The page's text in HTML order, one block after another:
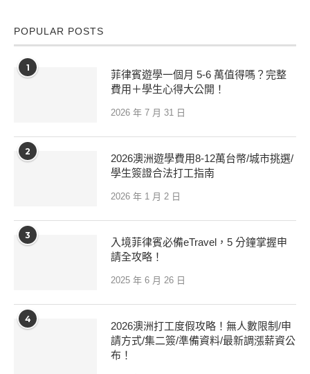
POPULAR POSTS
1
菲律賓遊學一個月 5-6 萬值得嗎？完整
費用＋學生心得大公開！
2026 年 7 月 31 日
2
2026澳洲遊學費用8-12萬台幣/城市挑選/
學生簽證合法打工指南
2026 年 1 月 2 日
3
入境菲律賓必備eTravel，5 分鐘掌握申
請全攻略！
2025 年 6 月 26 日
4
2026澳洲打工度假攻略！無人數限制/申
請方式/集二簽/準備資料/最新調漲薪資公
布！